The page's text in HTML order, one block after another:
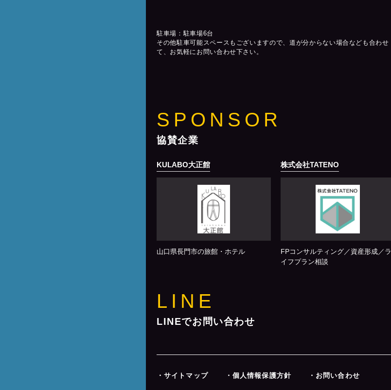
駐車場：駐車場6台
その他駐車可能スペースもございますので、道が分からない場合なども合わせ
て、お気軽にお問い合わせ下さい。
SPONSOR
協賛企業
KULABO大正館
山口県長門市の旅館・ホテル
株式会社TATENO
FPコンサルティング／資産形成／ラ
イフプラン相談
LINE
LINEでお問い合わせ
・サイトマップ ・個人情報保護方針 ・お問い合わせ